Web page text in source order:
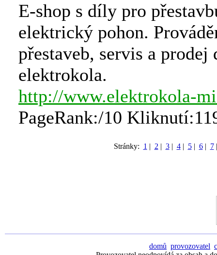
E-shop s díly pro
elektrický pohon.
přestaveb, servis a prodej
elektrokola.
http://www.elektrokola-
PageRank:/10
Stránky: 1 | 2 | 3| 4| 5| 6| 7
domů provozovatel